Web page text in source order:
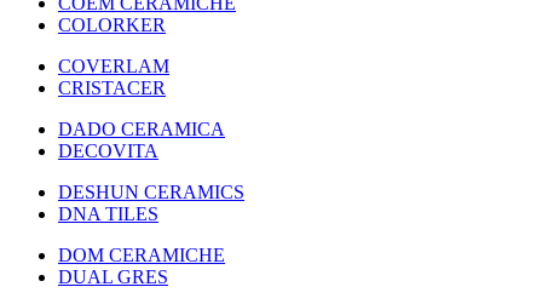
COLORKER
COVERLAM
CRISTACER
DADO CERAMICA
DECOVITA
DESHUN CERAMICS
DNA TILES
DOM CERAMICHE
DUAL GRES